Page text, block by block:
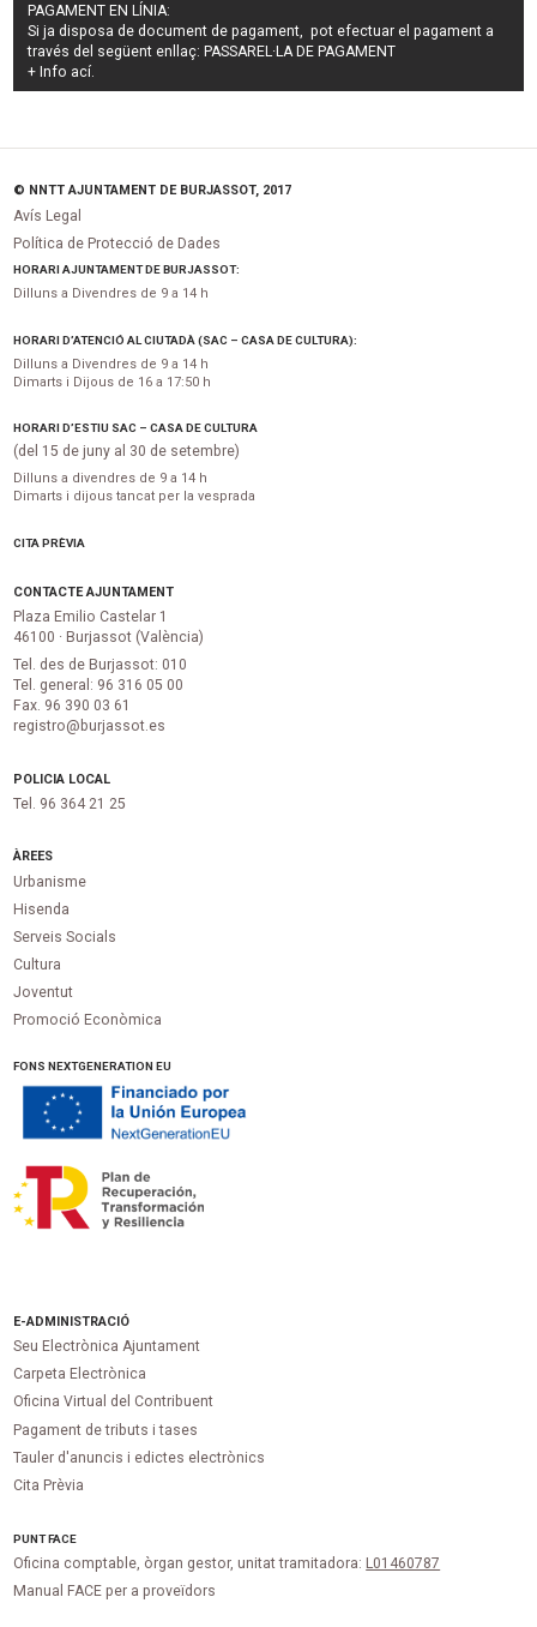
PAGAMENT EN LÍNIA:
Si ja disposa de document de pagament, pot efectuar el pagament a
través del següent enllaç: PASSAREL·LA DE PAGAMENT
+ Info ací.
© NNTT AJUNTAMENT DE BURJASSOT, 2017
Avís Legal
Política de Protecció de Dades
HORARI AJUNTAMENT DE BURJASSOT:
Dilluns a Divendres de 9 a 14 h
HORARI D’ATENCIÓ AL CIUTADÀ (SAC – CASA DE CULTURA):
Dilluns a Divendres de 9 a 14 h
Dimarts i Dijous de 16 a 17:50 h
HORARI D’ESTIU SAC – CASA DE CULTURA
(del 15 de juny al 30 de setembre)
Dilluns a divendres de 9 a 14 h
Dimarts i dijous tancat per la vesprada
CITA PRÈVIA
CONTACTE AJUNTAMENT
Plaza Emilio Castelar 1
46100 · Burjassot (València)
Tel. des de Burjassot: 010
Tel. general: 96 316 05 00
Fax. 96 390 03 61
registro@burjassot.es
POLICIA LOCAL
Tel. 96 364 21 25
ÀREES
Urbanisme
Hisenda
Serveis Socials
Cultura
Joventut
Promoció Econòmica
FONS NEXTGENERATION EU
E-ADMINISTRACIÓ
Seu Electrònica Ajuntament
Carpeta Electrònica
Oficina Virtual del Contribuent
Pagament de tributs i tases
Tauler d'anuncis i edictes electrònics
Cita Prèvia
PUNTFACE
Oficina comptable, òrgan gestor, unitat tramitadora: L01460787
Manual FACE per a proveïdors